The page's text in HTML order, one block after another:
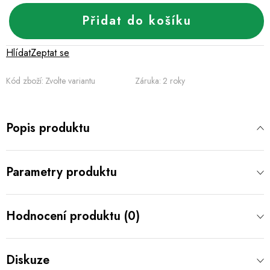
Přidat do košíku
Kód zboží: Zvolte variantu Záruka: 2 roky
Zeptat se
Hlídat
Popis produktu
Parametry produktu
Hodnocení produktu (0)
Diskuze